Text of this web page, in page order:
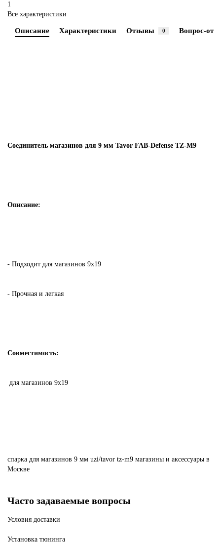
1
Все характеристики
Описание Характеристики Отзывы 0 Вопрос-
Соединитель магазинов для 9 мм Tavor FAB-Defense TZ-M9
Описание:
- Подходит для магазинов 9x19
- Прочная и легкая
Совместимость:
для магазинов 9x19
спарка для магазинов 9 мм uzi/tavor tz-m9 магазины и аксессуары в
Москве
Часто задаваемые вопросы
Условия доставки
Установка тюнинга